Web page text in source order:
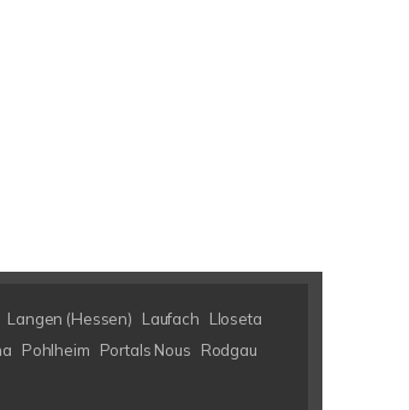
Langen (Hessen) Laufach
Lloseta
Pohlheim Portals Nous
Rodgau